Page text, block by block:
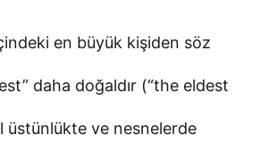
en büyük kişiden söz
daha doğaldır (“the eldest
üstünlükte ve nesnelerde